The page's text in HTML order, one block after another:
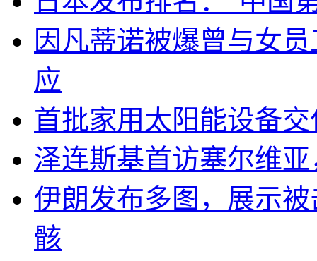
因凡蒂诺被爆曾与女
应
首批家用太阳能设备
泽连斯基首访塞尔维
伊朗发布多图，展示
骸